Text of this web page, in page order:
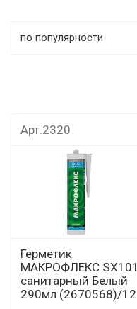
по популярности
Арт.2320
Герметик
МАКРОФЛЕКС SX101
санитарный Белый
290мл (2670568)/12